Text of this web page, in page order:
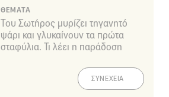
ΘΕΜΑΤΑ
Του Σωτήρος μυρίζει τηγανητό
ψάρι και γλυκαίνουν τα πρώτα
σταφύλια. Τι λέει η παράδοση
ΣΥΝΕΧΕΙΑ